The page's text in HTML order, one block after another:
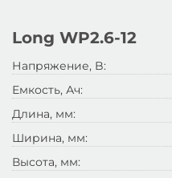
Long WP2.6-12
Напряжение, B:
Емкость, Ач:
Длина, мм:
Ширина, мм:
Высота, мм: